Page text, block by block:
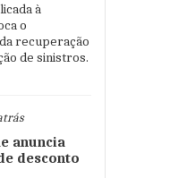
à
o
recuperação
de sinistros.
anuncia
desconto